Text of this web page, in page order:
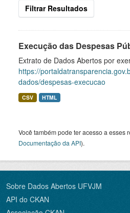
Filtrar Resultados
Execução das Despesas
Extrato de Dados Abertos por
https://
dados/despesas-execucao
CSV HTML
Você também pode ter acesso a esses
Documentação da API).
Sobre Dados Abertos UFVJM
API do CKAN